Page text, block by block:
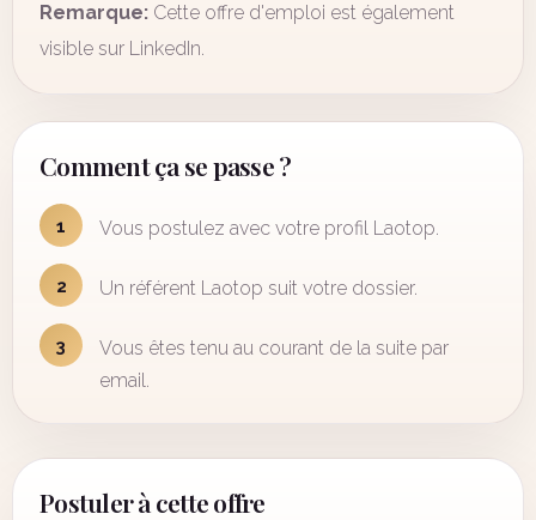
Remarque: Cette offre d'emploi est également
visible sur LinkedIn.
Comment ça se passe ?
1 Vous postulez avec votre profil Laotop.
2 Un référent Laotop suit votre dossier.
3
Vous êtes tenu au courant de la suite par
email.
Postuler à cette offre